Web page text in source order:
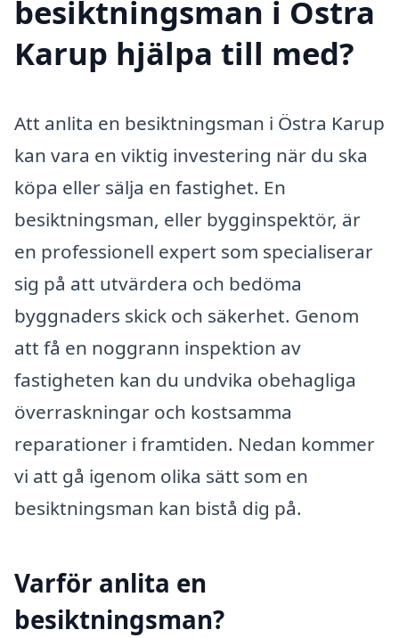
besiktningsman i Östra
Karup hjälpa till med?
Att anlita en besiktningsman i Östra Karup
kan vara en viktig investering när du ska
köpa eller sälja en fastighet. En
besiktningsman, eller bygginspektör, är
en professionell expert som specialiserar
sig på att utvärdera och bedöma
byggnaders skick och säkerhet. Genom
att få en noggrann inspektion av
fastigheten kan du undvika obehagliga
överraskningar och kostsamma
reparationer i framtiden. Nedan kommer
vi att gå igenom olika sätt som en
besiktningsman kan bistå dig på.
Varför anlita en
besiktningsman?